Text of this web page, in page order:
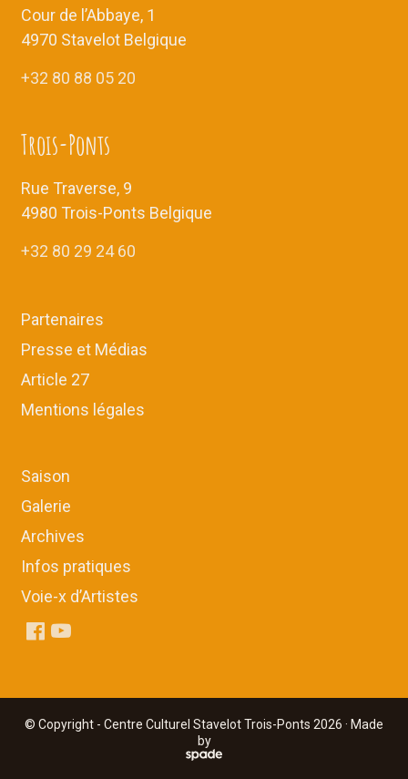
Cour de l’Abbaye, 1
4970 Stavelot Belgique
+32 80 88 05 20
Trois-Ponts
Rue Traverse, 9
4980 Trois-Ponts Belgique
+32 80 29 24 60
Partenaires
Presse et Médias
Article 27
Mentions légales
Saison
Galerie
Archives
Infos pratiques
Voie-x d’Artistes
© Copyright - Centre Culturel Stavelot Trois-Ponts 2026 · Made
by